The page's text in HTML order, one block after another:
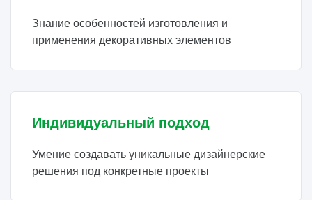
Знание особенностей изготовления и
применения декоративных элементов
Индивидуальный подход
Умение создавать уникальные дизайнерские
решения под конкретные проекты